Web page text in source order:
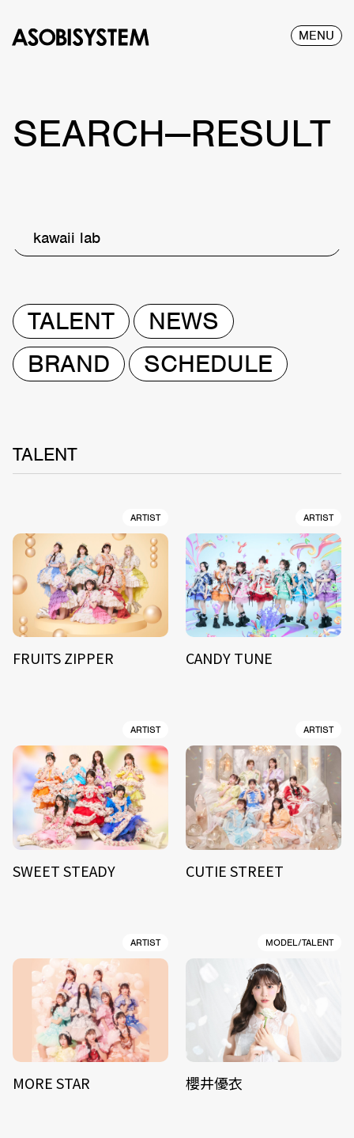
MENU
SEARCH—RESULT
kawaii lab
TALENT
NEWS
BRAND
SCHEDULE
TALENT
ARTIST
FRUITS ZIPPER
ARTIST
CANDY TUNE
ARTIST
SWEET STEADY
ARTIST
CUTIE STREET
ARTIST
MORE STAR
MODEL/TALENT
櫻井優衣